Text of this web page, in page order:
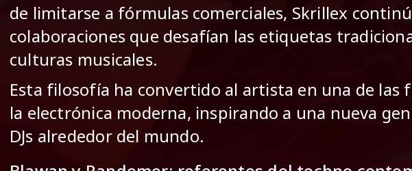
de limitarse a fórmulas comerciales, Skrillex
colaboraciones que desafían las etiquetas
culturas musicales.
Esta filosofía ha convertido al artista en una de las
la electrónica moderna, inspirando a una nueva
DJs alrededor del mundo.